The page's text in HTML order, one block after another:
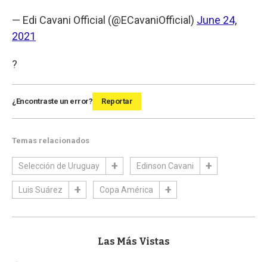
— Edi Cavani Official (@ECavaniOfficial) June 24,
2021
?
¿Encontraste un error? Reportar
Temas relacionados
Selección de Uruguay Edinson Cavani
Luis Suárez Copa América
Las Más Vistas